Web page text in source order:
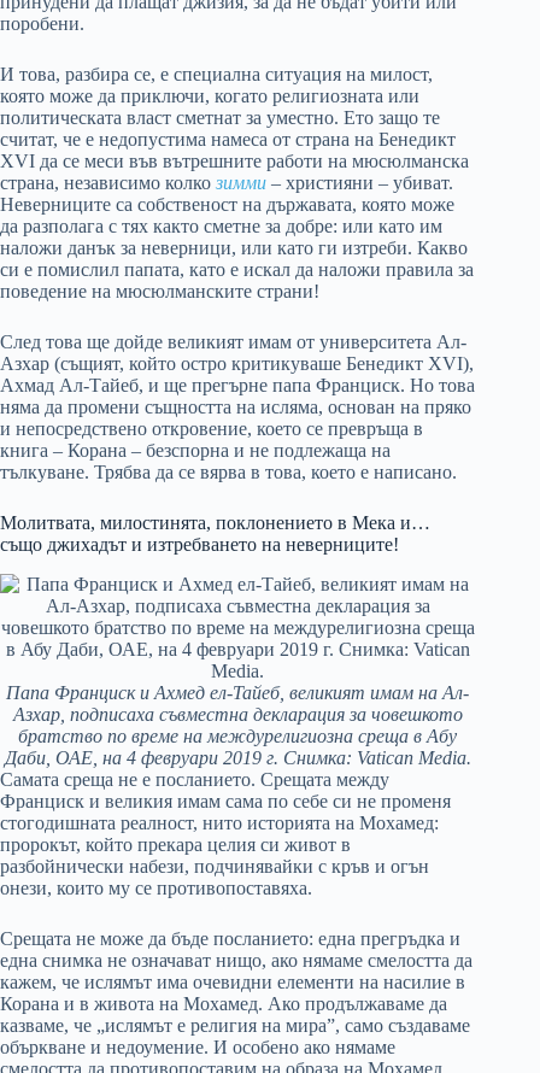
поробени.
И това, разбира се, е специална ситуация на милост,
която може да приключи, когато религиозната или
политическата власт сметнат за уместно. Ето защо те
считат, че е недопустима намеса от страна на Бенедикт
XVI да се меси във вътрешните работи на мюсюлманска
страна, независимо колко зимми – християни – убиват.
Неверниците са собственост на държавата, която може
да разполага с тях както сметне за добре: или като им
наложи данък за неверници, или като ги изтреби. Какво
си е помислил папата, като е искал да наложи правила за
поведение на мюсюлманските страни!
След това ще дойде великият имам от университета Ал-
Азхар (същият, който остро критикуваше Бенедикт XVI),
Ахмад Ал-Тайеб, и ще прегърне папа Франциск. Но това
няма да промени същността на исляма, основан на пряко
и непосредствено откровение, което се превръща в
книга – Корана – безспорна и не подлежаща на
тълкуване. Трябва да се вярва в това, което е написано.
Молитвата, милостинята, поклонението в Мека и…
също джихадът и изтребването на неверниците!
Папа Франциск и Ахмед ел-Тайеб, великият имам на Ал-
Азхар, подписаха съвместна декларация за човешкото
братство по време на междурелигиозна среща в Абу
Даби, ОАЕ, на 4 февруари 2019 г. Снимка: Vatican Media.
Самата среща не е посланието. Срещата между
Франциск и великия имам сама по себе си не променя
стогодишната реалност, нито историята на Мохамед:
пророкът, който прекара целия си живот в
разбойнически набези, подчинявайки с кръв и огън
онези, които му се противопоставяха.
Срещата не може да бъде посланието: една прегръдка и
една снимка не означават нищо, ако нямаме смелостта да
кажем, че ислямът има очевидни елементи на насилие в
Корана и в живота на Мохамед. Ако продължаваме да
казваме, че „ислямът е религия на мира”, само създаваме
объркване и недоумение. И особено ако нямаме